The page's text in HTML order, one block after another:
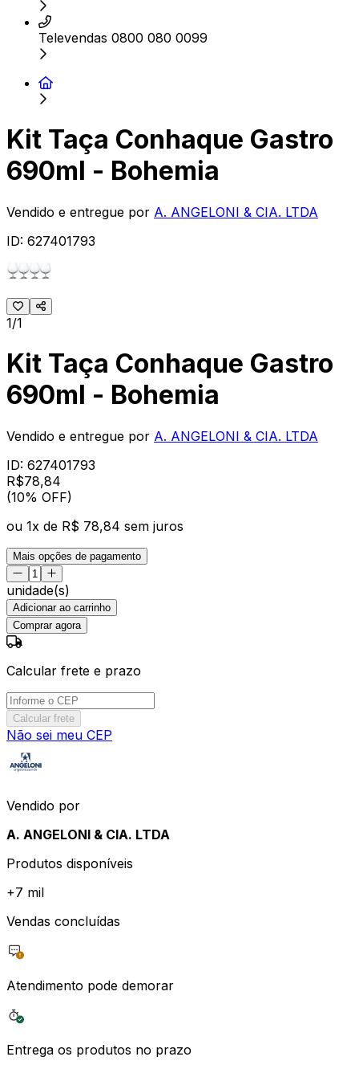
Televendas 0800 080 0099
Kit Taça Conhaque Gastro
690ml - Bohemia
Vendido e entregue por A. ANGELONI & CIA. LTDA
ID: 627401793
1/1
Kit Taça Conhaque Gastro
690ml - Bohemia
Vendido e entregue por A. ANGELONI & CIA. LTDA
ID: 627401793
R$78,84
(10% OFF)
ou 1x de R$ 78,84 sem juros
Mais opções de pagamento
unidade(s)
Adicionar ao carrinho
Comprar agora
Calcular frete e prazo
Calcular frete
Não sei meu CEP
Vendido por
A. ANGELONI & CIA. LTDA
Produtos disponíveis
+7 mil
Vendas concluídas
Atendimento pode demorar
Entrega os produtos no prazo